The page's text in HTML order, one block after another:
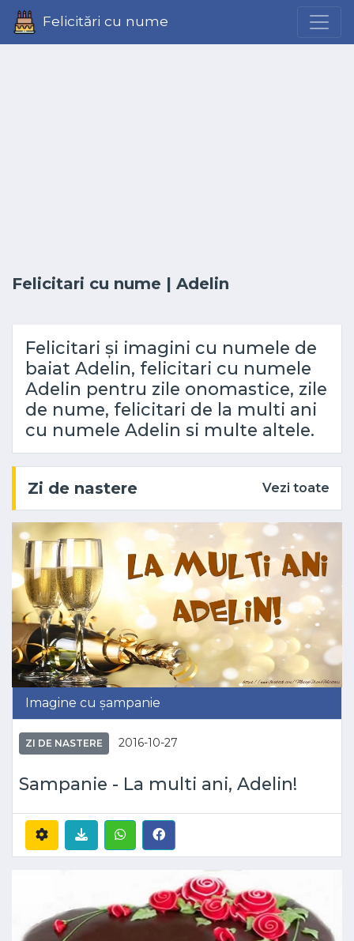
Felicitări cu nume
Felicitari cu nume | Adelin
Felicitari și imagini cu numele de
baiat Adelin, felicitari cu numele
Adelin pentru zile onomastice, zile
de nume, felicitari de la multi ani
cu numele Adelin si multe altele.
Zi de nastere Vezi toate
Imagine cu șampanie
ZI DE NASTERE 2016-10-27
Sampanie - La multi ani, Adelin!